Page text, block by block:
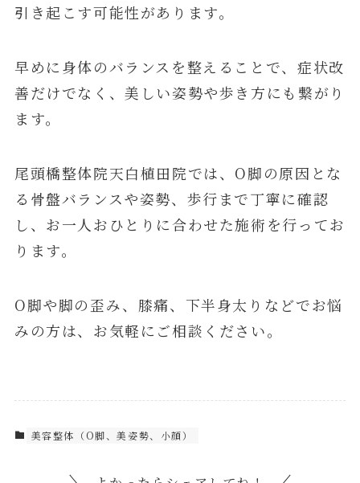
引き起こす可能性があります。
早めに身体のバランスを整えることで、症状改
善だけでなく、美しい姿勢や歩き方にも繋がり
ます。
尾頭橋整体院天白植田院では、O脚の原因とな
る骨盤バランスや姿勢、歩行まで丁寧に確認
し、お一人おひとりに合わせた施術を行ってお
ります。
O脚や脚の歪み、膝痛、下半身太りなどでお悩
みの方は、お気軽にご相談ください。
美容整体（O脚、美姿勢、小顔）